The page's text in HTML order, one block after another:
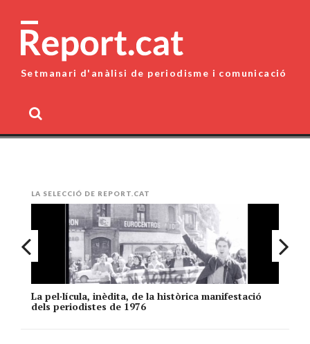
content
Setmanari d'anàlisi de periodisme i comunicació
LA SELECCIÓ DE REPORT.CAT
La pel·lícula, inèdita, de la històrica manifestació
dels periodistes de 1976